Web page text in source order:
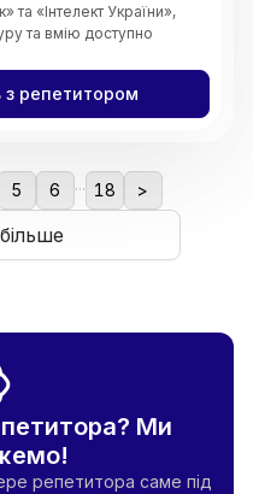
«Інтелект України»,
та вмію доступно
кожен урок, стежу за
час на занятті.
середовище, де дитина
Вірю, що
з репетитором
5 6 ... 18 >
Ми
репетитора саме під